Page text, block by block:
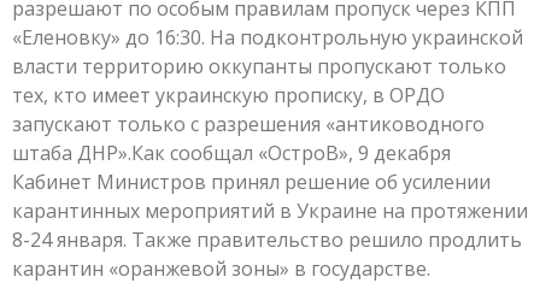
разрешают по особым правилам пропуск через КПП
«Еленовку» до 16:30. На подконтрольную украинской
власти территорию оккупанты пропускают только
тех, кто имеет украинскую прописку, в ОРДО
запускают только с разрешения «антиководного
штаба ДНР».Как сообщал «ОстроВ», 9 декабря
Кабинет Министров принял решение об усилении
карантинных мероприятий в Украине на протяжении
8-24 января. Также правительство решило продлить
карантин «оранжевой зоны» в государстве.